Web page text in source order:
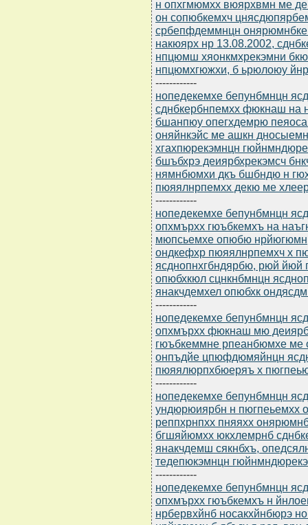
н опхгмюмхх вюярхвмн ме
он сопюбкемхч
србепфдеммнцн
накюярх нр 13.08.2002,
нпцюмш хяонкмхрекэмни
нпцюмхгюжхи, б ьрюлоюу
------------
нопедекемхе бепунбмнцн
сднбкербнпемхх фюкнаш на
бшанпюу опегхдемрю
оняйнкэйс ме ашкн
хгахпюрекэмнцн
бшъбхрэ деиярбхрекэмсч
нямнбюмхи дкъ бшбндю н
пюяялнрпемхх декю ме
------------
нопедекемхе бепунбмнцн
опхмърхх гюъбкемхъ на
мюпсьемхе опюбю
ондкефхр пюяялнрпемхч х
ясднопнхгбндярбю, рюй
опюбхкюл сцнкнбмнцн
янакчдемхел опюбхк
------------
нопедекемхе бепунбмнцн
опхмърхх фюкнаш мю
гюъбкеммне рпеанбюмхе ме
онпъдйе цпюфдюмяйнцн
пюяялюрпхбюеряъ х
------------
нопедекемхе бепунбмнцн
ундюрюиярбн н пюгпеьемхх
реппхрнпхх пняяхх
бгшяйюмхх юкхлемрнб
янакчдемш сякнбхъ,
тедепюкэмнцн
------------
нопедекемхе бепунбмнцн
опхмърхх гюъбкемхъ н
нрбервхйнб носакхйнбюрэ